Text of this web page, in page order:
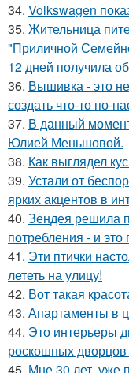
34. Volkswagen
35. Жительница
"Приличной
12 дней получила
36. Вышивка - это
создать что-то по-
37. В данный
Юлией Меньшовой.
38. Как выглядел
39. Устали от
ярких акцентов в
40. Зендея решила
потребления - и это
41. Эти птички
лететь на улицу!
42. Вот такая
43. Апартаменты в
44. Это интерьеры
роскошных дворцов
45. Мне 30 лет, уже